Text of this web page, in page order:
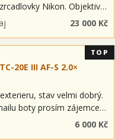
Nikon. Objektiv
je přechod na SII.
23 000 Kč
20E III AF-S 2.0×
stav velmi dobrý.
boty prosím zájemce,
Zvažte osobní odběr.
účet.
6 000 Kč
TOP